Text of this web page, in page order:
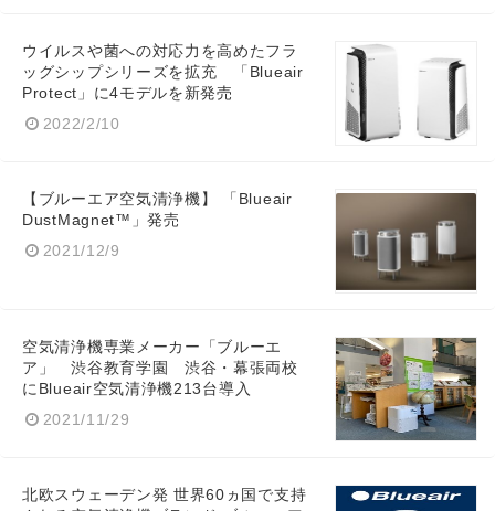
ウイルスや菌への対応力を高めたフラ
ッグシップシリーズを拡充 「Blueair
Protect」に4モデルを新発売
2022/2/10
【ブルーエア空気清浄機】 「Blueair
DustMagnet™」発売
2021/12/9
空気清浄機専業メーカー「ブルーエ
ア」 渋谷教育学園 渋谷・幕張両校
にBlueair空気清浄機213台導入
2021/11/29
北欧スウェーデン発 世界60ヵ国で支持